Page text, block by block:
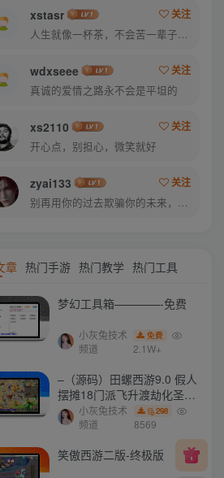
xstasr
关注
人生就像一杯茶，不会苦一辈子，但总会苦一阵子
wdxseee
关注
真诚的爱情之路永不会是平坦的
xs2110
关注
开心点，别担心，微笑就好
zyai133
关注
别再用你的过去欺骗你的未来，过去已经过去了
章 热门手游 热门教学 热门工具
梦幻工具箱————-免费
小灰兔技术
频道
免费
2.1W+
–（源码）田螺西游9.0 假人
摆摊18门派飞升渡劫化圣助
战最新BB谛听….
小灰兔技术
频道
298
8569
笑傲西游二版-终极版